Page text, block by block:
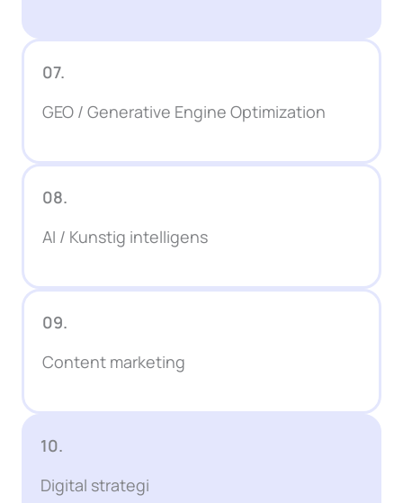
07.
GEO / Generative Engine Optimization
08.
AI / Kunstig intelligens
09.
Content marketing
10.
Digital strategi